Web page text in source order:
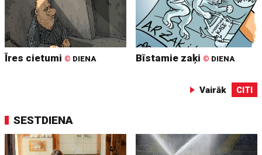
Īres cietumi © DIENA Bīstamie zaķi © DIENA
Vairāk CITI
SESTDIENA